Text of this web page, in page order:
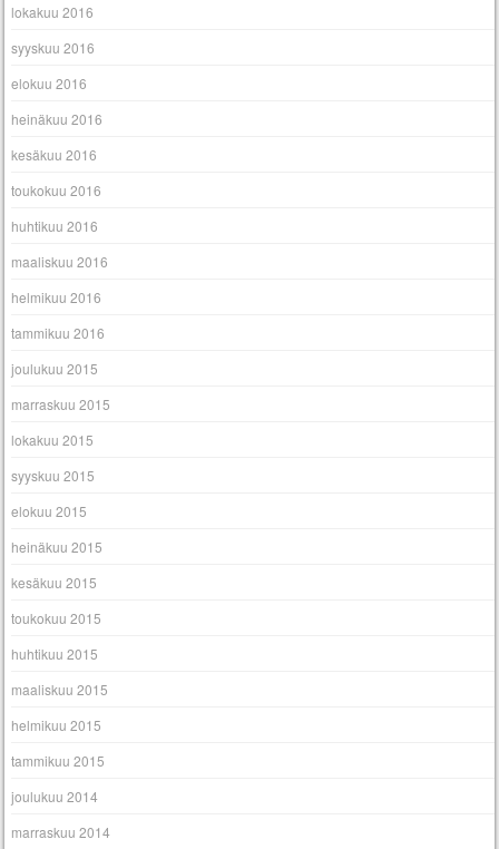
lokakuu 2016
syyskuu 2016
elokuu 2016
heinäkuu 2016
kesäkuu 2016
toukokuu 2016
huhtikuu 2016
maaliskuu 2016
helmikuu 2016
tammikuu 2016
joulukuu 2015
marraskuu 2015
lokakuu 2015
syyskuu 2015
elokuu 2015
heinäkuu 2015
kesäkuu 2015
toukokuu 2015
huhtikuu 2015
maaliskuu 2015
helmikuu 2015
tammikuu 2015
joulukuu 2014
marraskuu 2014